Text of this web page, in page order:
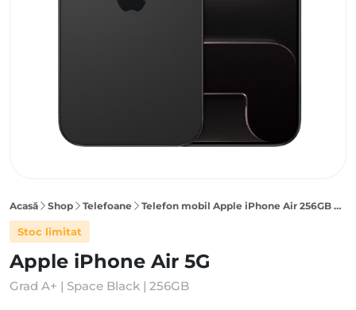
Acasă Shop Telefoane Telefon mobil Apple iPhone Air 256GB 5G, Space Black
Stoc limitat
Apple iPhone Air 5G
Grad A+ | Space Black | 256GB